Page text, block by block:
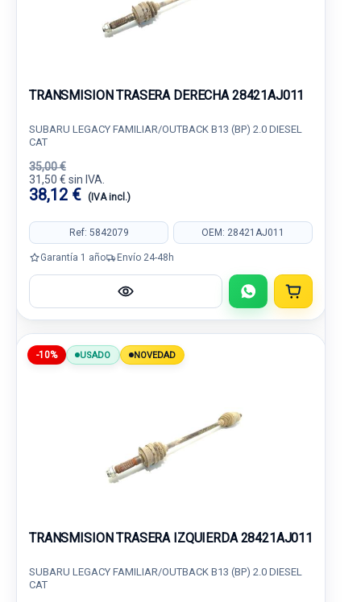
TRANSMISION TRASERA DERECHA 28421AJ011
SUBARU LEGACY FAMILIAR/OUTBACK B13 (BP) 2.0 DIESEL
CAT
35,00 €
31,50 € sin IVA.
38,12 € (IVA incl.)
Ref: 5842079 OEM: 28421AJ011
Garantía 1 año Envío 24-48h
-10% USADO NOVEDAD
TRANSMISION TRASERA IZQUIERDA 28421AJ011
SUBARU LEGACY FAMILIAR/OUTBACK B13 (BP) 2.0 DIESEL
CAT